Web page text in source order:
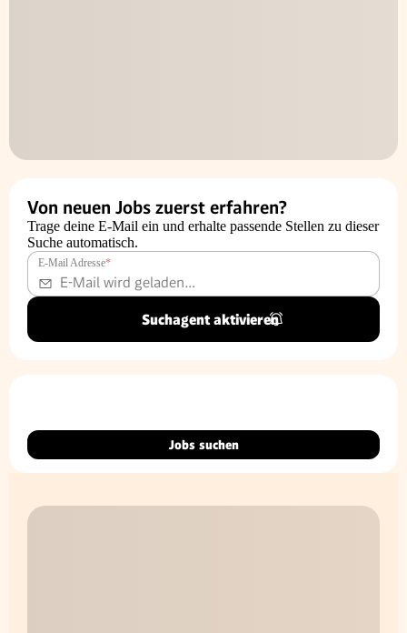
Von neuen Jobs zuerst erfahren?
Trage deine E-Mail ein und erhalte passende Stellen zu dieser
Suche automatisch.
E-Mail Adresse*
Suchagent aktivieren
Jobs suchen